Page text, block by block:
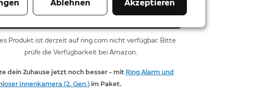
Bei Amazon kaufen
Produkt ist derzeit auf ring.com nicht verfügbar. Bitte
prüfe die Verfügbarkeit bei Amazon.
dein Zuhause jetzt noch besser – mit Ring Alarm und
Innenkamera (2. Gen.)im Paket.
Ablehnen Akzeptieren